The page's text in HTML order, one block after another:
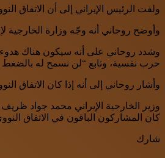
ولفت الرئيس الإيراني إلى أن الاتفاق النووي هو
وأوضح روحاني أنه وجّه وزارة الخارجية
وشدد روحاني على أنه سيكون هناك هدوء
حرب نفسية، وتابع “لن نسمح له بالضغط
وأشار روحاني إلى أنه إذا كان الاتفاق
وزير الخارجية الإيراني محمد جواد ظريف
كان المشاركون الباقون في الاتفاق
شارك